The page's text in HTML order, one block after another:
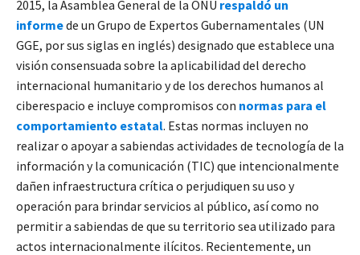
2015, la Asamblea General de la ONU respaldó un
informede un Grupo de Expertos Gubernamentales (UN
GGE, por sus siglas en inglés) designado que establece una
visión consensuada sobre la aplicabilidad del derecho
internacional humanitario y de los derechos humanos al
ciberespacio e incluye compromisos con normas para el
comportamiento estatal. Estas normas incluyen no
realizar o apoyar a sabiendas actividades de tecnología de la
información y la comunicación (TIC) que intencionalmente
dañen infraestructura crítica o perjudiquen su uso y
operación para brindar servicios al público, así como no
permitir a sabiendas de que su territorio sea utilizado para
actos internacionalmente ilícitos. Recientemente, un